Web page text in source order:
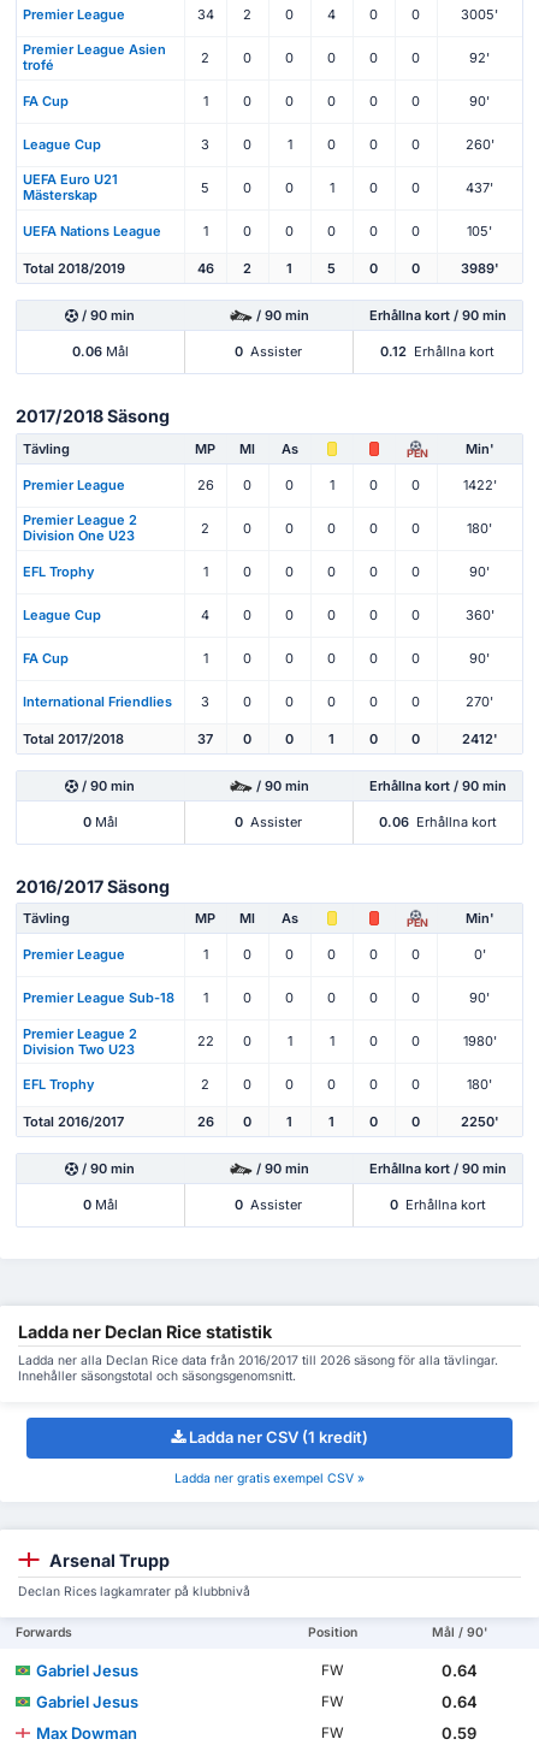
Premier League 34 2 0 4 0 0 3005'
Premier League Asien
trofé
2 0 0 0 0 0 92'
FA Cup 1 0 0 0 0 0 90'
League Cup 3 0 1 0 0 0 260'
UEFA Euro U21
Mästerskap
5 0 0 1 0 0 437'
UEFA Nations League 1 0 0 0 0 0 105'
Total 2018/2019 46 2 1 5 0 0 3989'
/ 90 min / 90 min Erhållna kort / 90 min
0.06Mål 0 Assister 0.12 Erhållna kort
2017/2018 Säsong
Tävling MP Ml As PEN Min'
Premier League 26 0 0 1 0 0 1422'
Premier League 2
Division One U23
2 0 0 0 0 0 180'
EFL Trophy 1 0 0 0 0 0 90'
League Cup 4 0 0 0 0 0 360'
FA Cup 1 0 0 0 0 0 90'
International Friendlies 3 0 0 0 0 0 270'
Total 2017/2018 37 0 0 1 0 0 2412'
/ 90 min / 90 min Erhållna kort / 90 min
0Mål 0 Assister 0.06 Erhållna kort
2016/2017 Säsong
Tävling MP Ml As PEN Min'
Premier League 1 0 0 0 0 0 0'
Premier League Sub-18 1 0 0 0 0 0 90'
Premier League 2
Division Two U23
22 0 1 1 0 0 1980'
EFL Trophy 2 0 0 0 0 0 180'
Total 2016/2017 26 0 1 1 0 0 2250'
/ 90 min / 90 min Erhållna kort / 90 min
0Mål 0 Assister 0 Erhållna kort
Ladda ner Declan Rice statistik
Ladda ner alla Declan Rice data från 2016/2017 till 2026 säsong för alla tävlingar.
Innehåller säsongstotal och säsongsgenomsnitt.
Ladda ner CSV (1 kredit)
Ladda ner gratis exempel CSV »
Arsenal Trupp
Declan Rices lagkamrater på klubbnivå
Forwards Position Mål / 90'
Gabriel Jesus FW
0.64
Gabriel Jesus
FW
0.64
Max Dowman
FW
0.59